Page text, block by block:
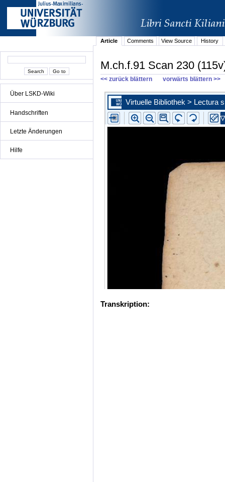
Über LSKD-Wiki
Handschriften
Letzte Änderungen
Hilfe
Article Comments View Source History
M.ch.f.91 Scan 230
<< zurück blättern vorwärts blättern >>
Transkription: